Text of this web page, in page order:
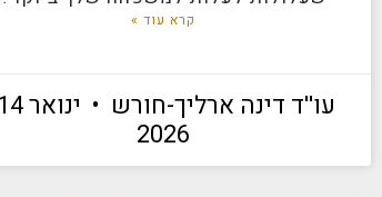
קרא עוד »
עו''ד דינה ארליך-חורש
2026